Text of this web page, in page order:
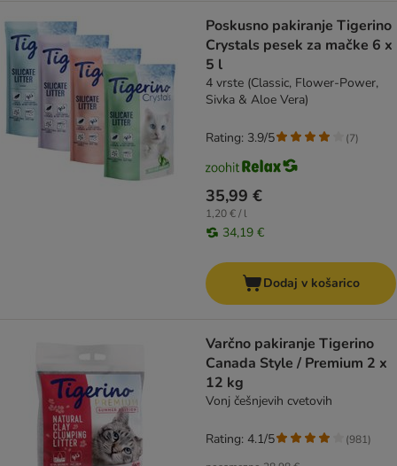
Poskusno pakiranje Tigerino
Crystals pesek za mačke 6 x
5 l
4 vrste (Classic, Flower-Power,
Sivka & Aloe Vera)
35,99 €
1,20 € / l
34,19 €
Rating: 3.9/5 (7)
Dodaj v košarico
Varčno pakiranje Tigerino
Canada Style / Premium 2 x
12 kg
Vonj češnjevih cvetovih
Rating: 4.1/5 (981)